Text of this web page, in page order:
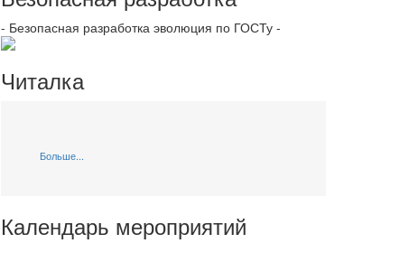
- Безопасная разработка эволюция по ГОСТу -
Читалка
Больше...
Календарь мероприятий